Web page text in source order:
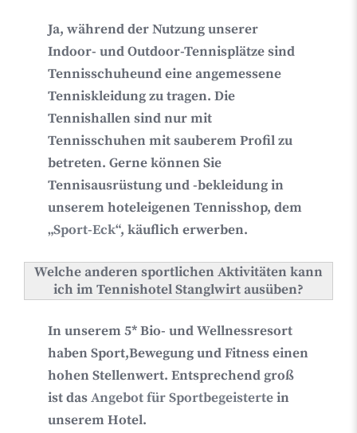
Ja, während der Nutzung unserer
Indoor- und Outdoor-Tennisplätze sind
Tennisschuheundeineangemessene
Tenniskleidungzu tragen. Die
Tennishallen sind nur mit
Tennisschuhen mit sauberem Profil zu
betreten. Gerne können Sie
Tennisausrüstung und -bekleidung in
unserem hoteleigenen Tennisshop, dem
„Sport-Eck“, käuflich erwerben.
Welche anderen sportlichen Aktivitäten kann
ich im Tennishotel Stanglwirt ausüben?
In unserem 5* Bio- und Wellnessresort
habenSport,Bewegung und Fitnesseinen
hohen Stellenwert. Entsprechend groß
ist dasAngebot für Sportbegeistertein
unserem Hotel.